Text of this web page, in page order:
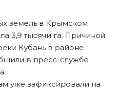
земель в Крымском
3,9 тысячи га. Причиной
Кубань в районе
в пресс-службе
уже зафиксировали на